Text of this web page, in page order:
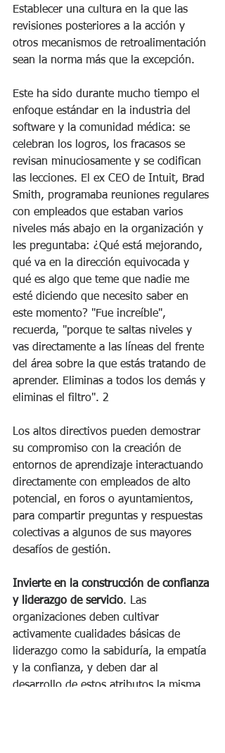
Establecer una cultura en la que las
revisiones posteriores a la acción y
otros mecanismos de retroalimentación
sean la norma más que la excepción.
Este ha sido durante mucho tiempo el
enfoque estándar en la industria del
software y la comunidad médica: se
celebran los logros, los fracasos se
revisan minuciosamente y se codifican
las lecciones. El ex CEO de Intuit, Brad
Smith, programaba reuniones regulares
con empleados que estaban varios
niveles más abajo en la organización y
les preguntaba: ¿Qué está mejorando,
qué va en la dirección equivocada y
qué es algo que teme que nadie me
esté diciendo que necesito saber en
este momento? "Fue increíble",
recuerda, "porque te saltas niveles y
vas directamente a las líneas del frente
del área sobre la que estás tratando de
aprender. Eliminas a todos los demás y
eliminas el filtro". 2
Los altos directivos pueden demostrar
su compromiso con la creación de
entornos de aprendizaje interactuando
directamente con empleados de alto
potencial, en foros o ayuntamientos,
para compartir preguntas y respuestas
colectivas a algunos de sus mayores
desafíos de gestión.
Invierte en la construcción de confianza
y liderazgo de servicio. Las
organizaciones deben cultivar
activamente cualidades básicas de
liderazgo como la sabiduría, la empatía
y la confianza, y deben dar al
desarrollo de estos atributos la misma